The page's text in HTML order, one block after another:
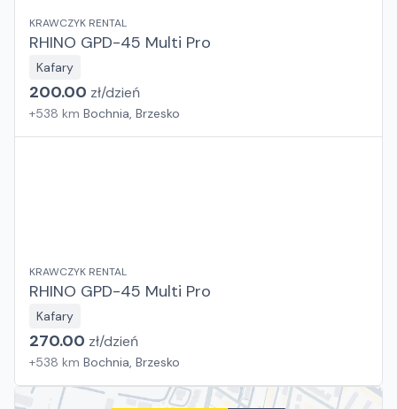
KRAWCZYK RENTAL
RHINO GPD-45 Multi Pro
Kafary
200.00 zł/dzień
+538 km Bochnia, Brzesko
KRAWCZYK RENTAL
RHINO GPD-45 Multi Pro
Kafary
270.00 zł/dzień
+538 km Bochnia, Brzesko